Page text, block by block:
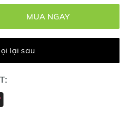
MUA NGAY
lại sau